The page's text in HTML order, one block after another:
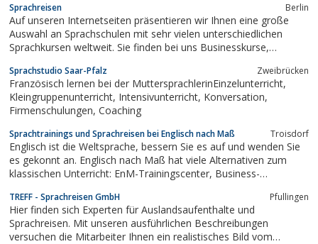
Sprachreisen Berlin
Auf unseren Internetseiten präsentieren wir Ihnen eine große
Auswahl an Sprachschulen mit sehr vielen unterschiedlichen
Sprachkursen weltweit. Sie finden bei uns Businesskurse,
Cambridge Prüfungen aber auch allgemeine Sprachkurse, die
Ihnen helfen werden, ihre...
Sprachstudio Saar-Pfalz Zweibrücken
Französisch lernen bei der MuttersprachlerinEinzelunterricht,
Kleingruppenunterricht, Intensivunterricht, Konversation,
Firmenschulungen, Coaching
Sprachtrainings und Sprachreisen bei Englisch nach Maß Troisdorf
Englisch ist die Weltsprache, bessern Sie es auf und wenden Sie
es gekonnt an. Englisch nach Maß hat viele Alternativen zum
klassischen Unterricht: EnM-Trainingscenter, Business-
TREFF - Sprachreisen GmbH Pfullingen
Hier finden sich Experten für Auslandsaufenthalte und
Sprachreisen. Mit unseren ausführlichen Beschreibungen
versuchen die Mitarbeiter Ihnen ein realistisches Bild vom